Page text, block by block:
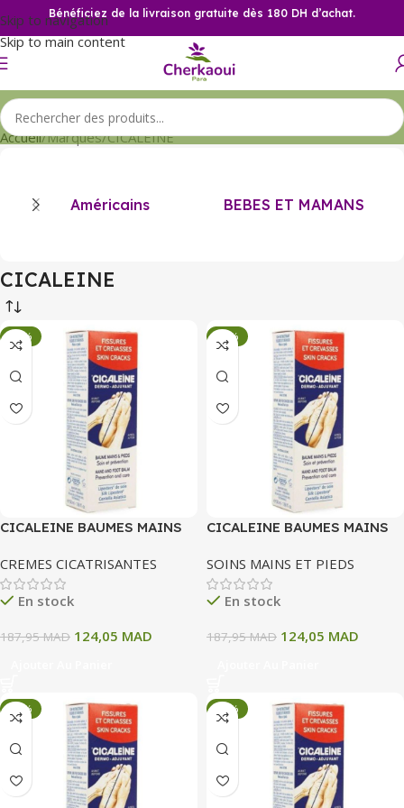
Skip to navigation
Skip to main content
Bénéficiez de la livraison gratuite dès 180 DH d’achat.
Accueil Marques CICALEINE
Américains BEBES ET MAMANS
CICALEINE
-34%
CICALEINE BAUMES MAINS
FISSURES CREVASSES 50 ML
CREMES CICATRISANTES
En stock
187,95MAD 124,05 MAD
-34%
CICALEINE BAUMES MAINS
FISSURES CREVASSES 50 ML
SOINS MAINS ET PIEDS
En stock
187,95MAD 124,05 MAD
-34% -34%